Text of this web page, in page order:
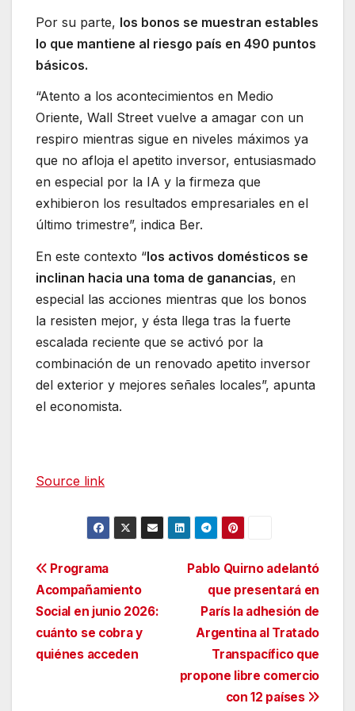
Por su parte, los bonos se muestran estables
lo que mantiene al riesgo país en 490 puntos
básicos.
“Atento a los acontecimientos en Medio
Oriente, Wall Street vuelve a amagar con un
respiro mientras sigue en niveles máximos ya
que no afloja el apetito inversor, entusiasmado
en especial por la IA y la firmeza que
exhibieron los resultados empresariales en el
último trimestre”, indica Ber.
En este contexto “los activos domésticos se
inclinan hacia una toma de ganancias, en
especial las acciones mientras que los bonos
la resisten mejor, y ésta llega tras la fuerte
escalada reciente que se activó por la
combinación de un renovado apetito inversor
del exterior y mejores señales locales”, apunta
el economista.
Source link
Navegación
de
entradas
Pablo Quirno adelantó
que presentará en
París la adhesión de
Argentina al Tratado
Transpacífico que
propone libre comercio
con 12 países
Programa
Acompañamiento
Social en junio 2026:
cuánto se cobra y
quiénes acceden